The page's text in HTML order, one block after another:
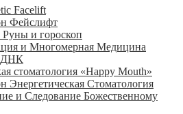
Facelift
Фейслифт
Руны и гороскоп
и Многомерная Медицина
ДНК
стоматология «Happy Mouth»
Энергетическая Cтоматология
и Следование Божественному